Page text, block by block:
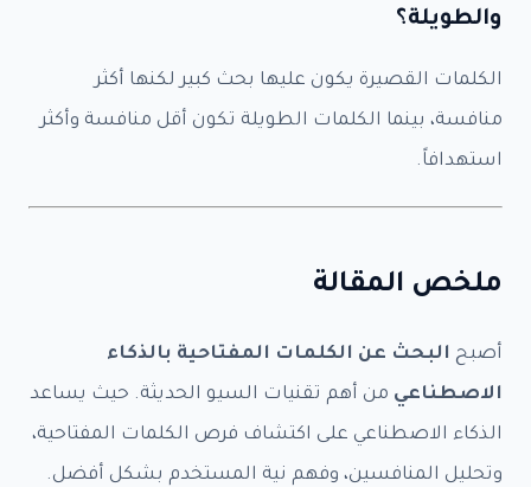
والطويلة؟
الكلمات القصيرة يكون عليها بحث كبير لكنها أكثر
منافسة، بينما الكلمات الطويلة تكون أقل منافسة وأكثر
استهدافاً.
ملخص المقالة
أصبح البحث عن الكلمات المفتاحية بالذكاء
الاصطناعي من أهم تقنيات السيو الحديثة. حيث يساعد
الذكاء الاصطناعي على اكتشاف فرص الكلمات المفتاحية،
وتحليل المنافسين، وفهم نية المستخدم بشكل أفضل.